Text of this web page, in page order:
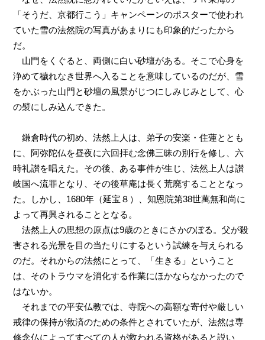
「そうだ、京都行こう」キャンペーンのポスターで使われ
ていた雪の法然院の写真があまりにも印象的だったから
だ。
山門をくぐると、両側に白い砂壇がある。そこで心身を
浄めて穢れなき世界へ入ることを意味しているのだが、雪
をかぶった山門と砂壇の風景がじつにしみじみとして、心
の襞にしみ込んできた。
鎌倉時代の初め、法然上人は、弟子の安楽・住蓮ととも
に、阿弥陀仏を昼夜に六回拝む念佛三昧の別行を修し、六
時礼讃を唱えた。その後、ある事件が生じ、法然上人は讃
岐国へ流罪となり、その後草庵は長く荒廃することとなっ
た。しかし、1680年（延宝８）、知恩院第38世萬無和尚に
よって再興されることとなる。
法然上人の思想の原点は9歳のときにさかのぼる。父が殺
害される光景を目の当たりにするという試練を与えられる
のだ。それからの法然にとって、「生きる」ということ
は、そのトラウマを消化する作業にほかならなかったので
はないか。
それまでの平安仏教では、寺院への高額な寄付や厳しい
戒律の保持が救済のための条件とされていたが、法然は専
修念仏によってすべての人が救われる資格があると説い